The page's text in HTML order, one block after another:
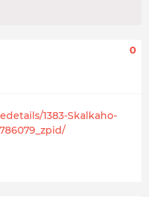
0
1383-Skalkaho-